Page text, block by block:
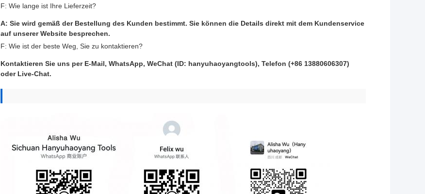
F: Wie lange ist Ihre Lieferzeit?
A: Sie wird gemäß der Bestellung des Kunden bestimmt. Sie können die Details direkt mit dem Kundenservice
auf unserer Website besprechen.
F: Wie ist der beste Weg, Sie zu kontaktieren?
Kontaktieren Sie uns per E-Mail, WhatsApp, WeChat (ID: hanyuhaoyangtools), Telefon (+86 13880606307)
oder Live-Chat.